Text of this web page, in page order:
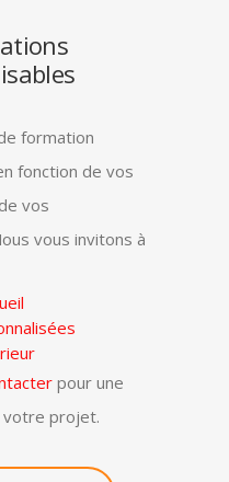
formation
fonction de vos
vos
vous invitons à
pour une
votre projet.